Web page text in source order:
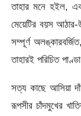
তাহার মনে হইল,
মেয়েটির বয়স আঠার-
সম্পূর্ণ
তাহারই পরিচিত
সত্য কাছে আসিয়া
রূপসীর চাঁদমুখের